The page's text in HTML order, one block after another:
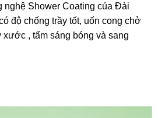
nghệ Shower Coating của Đài
độ chống trầy tốt, uốn cong chở
xước , tấm sáng bóng và sang